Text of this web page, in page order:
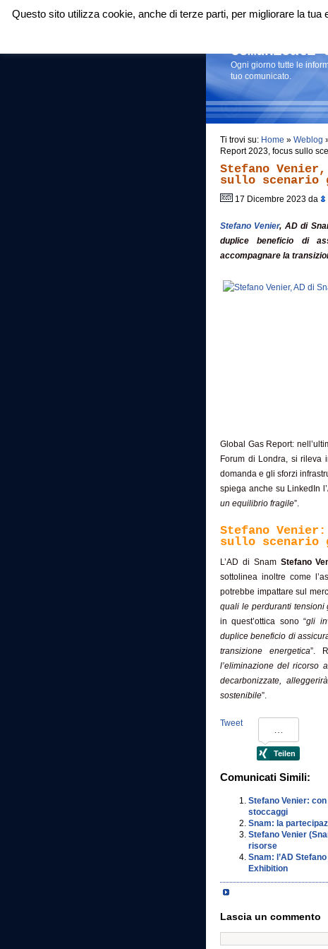
Login |RSS |
Comunicati
Ogni giorno tutte le
tuo comunicato.
Ti trovi su: Home » Weblog
Report 2023, focus sullo
Stefano Venier,
sullo scenario
17 Dicembre 2023 da
Stefano Venier, AD di
duplice beneficio di
accompagnare la
Global Gas Report:
Forum di Londra, si rileva
domanda e gli sforzi
spiega anche su LinkedIn
un equilibrio fragile”.
Stefano
sullo scenario
L’AD di Snam Stefano
sottolinea inoltre come
potrebbe impattare sul
quali le perduranti tensioni
in quest’ottica sono “gli
duplice beneficio di
transizione energetica”.
l’eliminazione del ricorso
decarbonizzate,
sostenibile”.
Tweet
Comunicati Simili:
Stefano Venier:
stoccaggi
Snam: la
Stefano Venier
risorse
Snam: l’AD
Exhibition
Lascia un commento
Questo sito utilizza cookie, anche di terze parti, per migliorare la